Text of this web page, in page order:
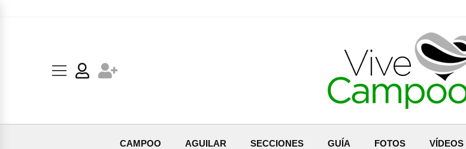
CAMPOO AGUILAR SECCIONES GUÍA FOTOS VÍDEOS